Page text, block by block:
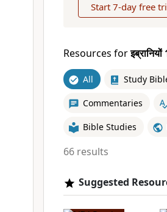
Start 7-day free
Resources forइब्रानियों
All Study
Commentaries
Bible Studies
66 results
Suggested